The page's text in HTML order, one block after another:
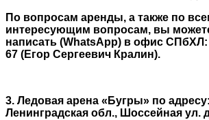
По вопросам аренды, а также по
интересующим вопросам, вы
написать (WhatsApp) в офис СПбХЛ:
67 (Егор Сергеевич Кралин).
3. Ледовая арена «Бугры» по
Ленинградская обл., Шоссейная ул.